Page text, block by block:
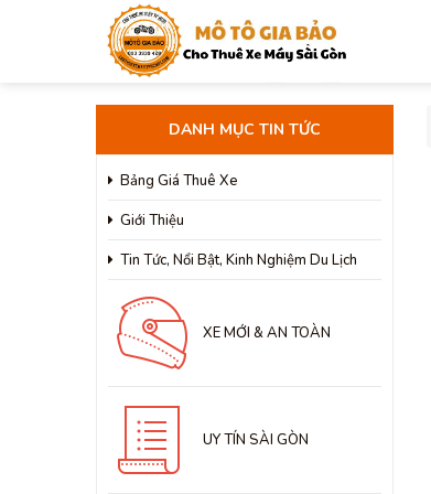
DANH MỤC TIN TỨC
Bảng Giá Thuê Xe
Giới Thiệu
Tin Tức, Nổi Bật, Kinh Nghiệm Du Lịch
XE MỚI & AN TOÀN
UY TÍN SÀI GÒN